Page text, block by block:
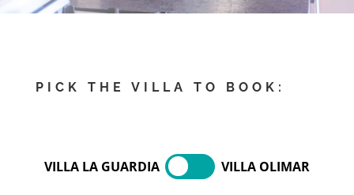
PICK THE VILLA TO BOOK:
VILLA LA GUARDIA VILLA OLIMAR